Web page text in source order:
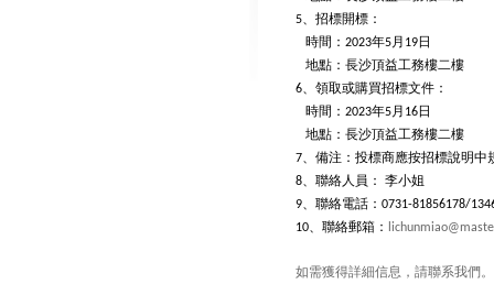
5、招標開標：
時間： 2023年5月 19日
地點：長沙頂益工務樓二樓
6、領取或購買招標文件：
時間： 2023年5月 16日
地點：長沙頂益工務樓二樓
7、備注：投標商應按招標說明
8、聯絡人員： 李小姐
9、聯絡電話： 0731-81856178/
10、聯絡郵箱：
如需獲得詳細信息，請聯系我們。